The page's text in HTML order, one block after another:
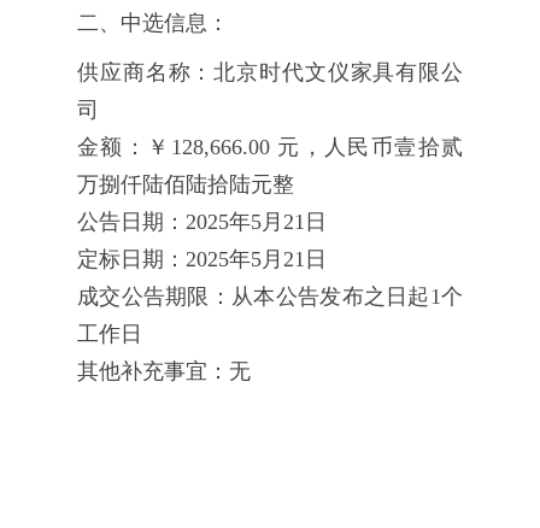
二、中选信息：
供应商名称：北京时代文仪家具有限公
司
金额：￥128,666.00 元，人民币壹拾贰
万捌仟陆佰陆拾陆元整
公告日期：2025年5月21日
定标日期：2025年5月21日
成交公告期限：从本公告发布之日起1个
工作日
其他补充事宜：无